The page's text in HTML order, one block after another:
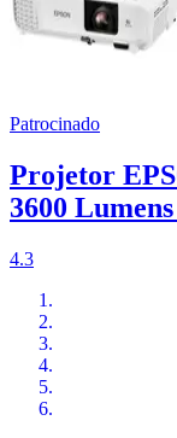
Patrocinado
Projetor
3600
4.3